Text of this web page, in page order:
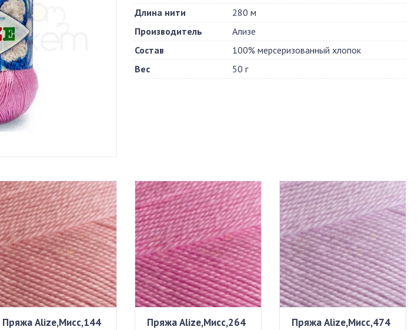
Длина нити
280 м
Производитель
Ализе
Состав
100% мерсеризованный хлопок
Вес
50 г
Пряжа Alize,Мисс,144 Пряжа Alize,Мисс,264 Пряжа Alize,Мисс,474